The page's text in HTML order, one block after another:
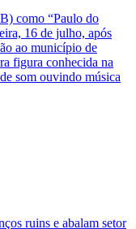
como “Paulo do
16 de julho, após
ao município de
figura conhecida na
som ouvindo música